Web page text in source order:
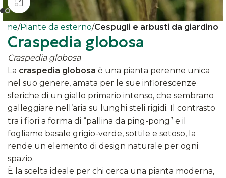
Piante da esterno Cespugli e arbusti da giardino
Craspedia globosa
Craspedia globosa
La craspedia globosa è una pianta perenne unica
nel suo genere, amata per le sue infiorescenze
sferiche di un giallo primario intenso, che sembrano
galleggiare nell’aria su lunghi steli rigidi. Il contrasto
tra i fiori a forma di “pallina da ping-pong” e il
fogliame basale grigio-verde, sottile e setoso, la
rende un elemento di design naturale per ogni
spazio.
È la scelta ideale per chi cerca una pianta moderna,